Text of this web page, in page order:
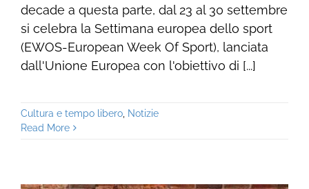
decade a questa parte, dal 23 al 30 settembre
si celebra la Settimana europea dello sport
(EWOS-European Week Of Sport), lanciata
dall'Unione Europea con l'obiettivo di [...]
Cultura e tempo libero, Notizie
Read More